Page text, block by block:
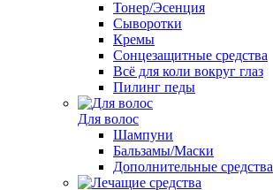
Тонер/Эсенция
Сыворотки
Кремы
Сонцезащитные средства
Всё для коли вокруг глаз
Пилинг педы
Для волос
Шампуни
Бальзамы/Маски
Дополнительные средства